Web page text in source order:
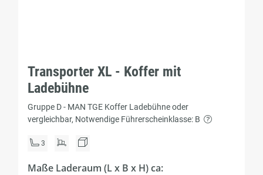
Transporter XL - Koffer mit
Ladebühne
Gruppe D - MAN TGE Koffer Ladebühne oder
vergleichbar, Notwendige Führerscheinklasse: B
3
Maße Laderaum (L x B x H) ca: